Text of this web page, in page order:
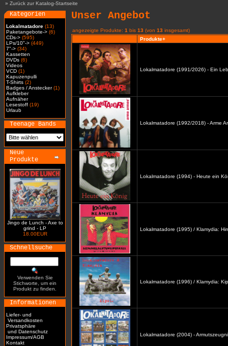
» Zurück zur Katalog-Startseite
Kategorien
Lokalmatadore (13)
Paketangebote-> (6)
CDs-> (595)
LPs/10"-> (449)
7"-> (34)
Kassetten
DVDs (6)
Videos
VCD (1)
Kapuzenpulli
T-Shirts (2)
Badges / Anstecker(1)
Aufkleber
Aufnäher
Lesestoff (19)
Urlaub
Teenage Bands
Neue
Produkte
Jingo de Lunch - Axe to
grind - LP
18.00EUR
Schnellsuche
Verwenden Sie
Stichworte, um ein
Produkt zu finden.
Informationen
Liefer- und
Versandkosten
Privatsphäre
und Datenschutz
Impressum/AGB
Kontakt
Unser Angebot
angezeigte Produkte: 1 bis 13 (von 13 insgesamt)
Produkte+
Lokalmatadore (1991/2026) - Ein
Lokalmatadore (1992/2018) - Arme
Lokalmatadore (1994) - Heute ein
Lokalmatadore (1995) / Klamydia:
Lokalmatadore (1996) / Klamydia:
Lokalmatadore (2004) -